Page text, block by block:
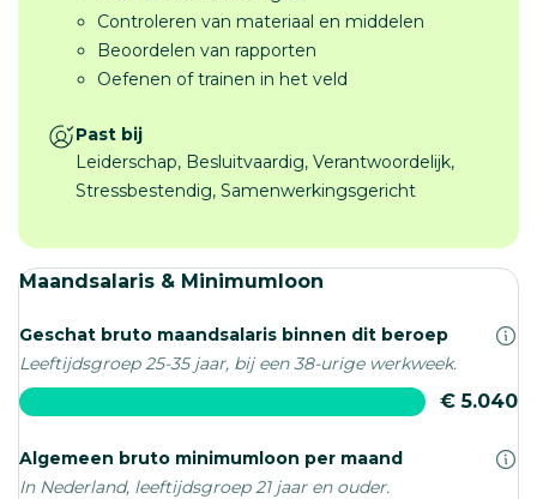
Controleren van materiaal en middelen
Beoordelen van rapporten
Oefenen of trainen in het veld
Past bij
Leiderschap, Besluitvaardig, Verantwoordelijk,
Stressbestendig, Samenwerkingsgericht
Maandsalaris & Minimumloon
Geschat bruto maandsalaris binnen dit beroep
Leeftijdsgroep 25-35 jaar, bij een 38-urige werkweek.
€ 5.040
Algemeen bruto minimumloon per maand
In Nederland, leeftijdsgroep 21 jaar en ouder.